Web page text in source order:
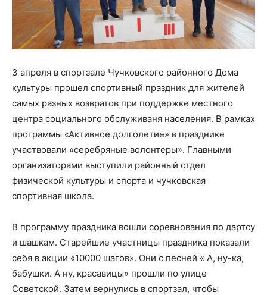
3 апреля в спортзале Чучковского районного Дома
культуры прошел спортивный праздник для жителей
самых разных возвратов при поддержке местного
центра социального обслуживаня населения. В рамках
программы «Активное долголетие» в празднике
участвовали «серебряные волонтеры». Главными
организаторами выступили районный отдел
физической культуры и спорта и чучковская
спортивная школа.
В программу праздника вошли соревнования по дартсу
и шашкам. Старейшие участницы праздника показали
себя в акции «10000 шагов». Они с песней « А, ну-ка,
бабушки. А ну, красавицы» прошли по улице
Советской. Затем вернулись в спортзал, чтобы